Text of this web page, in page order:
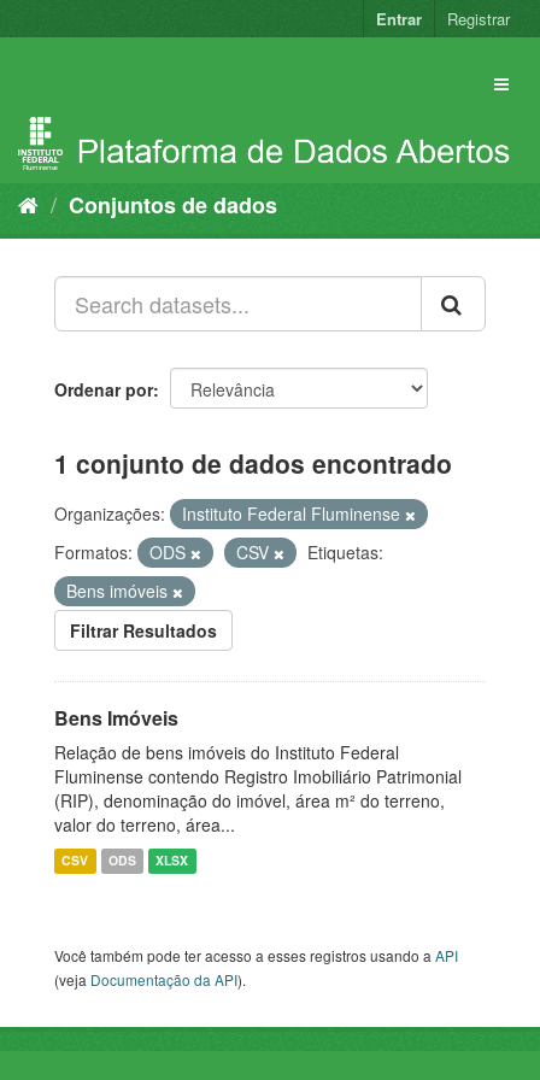
para
Entrar Registrar
Conjuntos de dados
Ordenar por
1 conjunto de dados encontrado
Organizações:
Instituto Federal Fluminense
Formatos:
ODS CSV
Etiquetas:
Bens imóveis
Filtrar Resultados
Bens Imóveis
Relação de bens imóveis do Instituto Federal
Fluminense contendo Registro Imobiliário Patrimonial
(RIP), denominação do imóvel, área m² do terreno,
valor do terreno, área...
CSV ODS XLSX
Você também pode ter acesso a esses registros usando aAPI
(veja Documentação da API).